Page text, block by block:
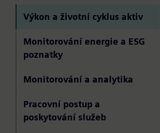
Výkon a životní cyklus aktiv
Monitorování energie a ESG
poznatky
Monitorování a analytika
Pracovní postup a
poskytování služeb